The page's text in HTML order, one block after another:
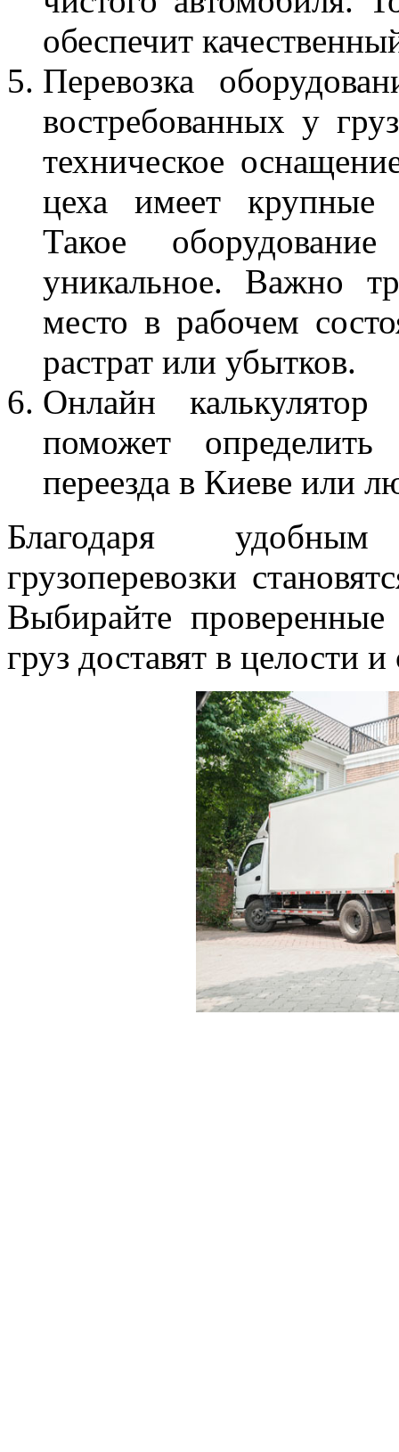
обеспечит
Перевозка
востребованных у
техническое
цеха имеет крупные
Такое
уникальное. Важно
место в рабочем
растрат или убытков.
Онлайн
поможет определить
переезда в Киеве или
Благодаря
грузоперевозки
Выбирайте
груз доставят в целости